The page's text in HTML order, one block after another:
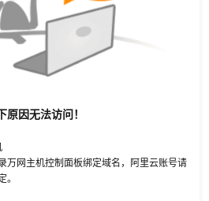
因无法访问！
万网主机控制面板绑定域名，阿里云账号请